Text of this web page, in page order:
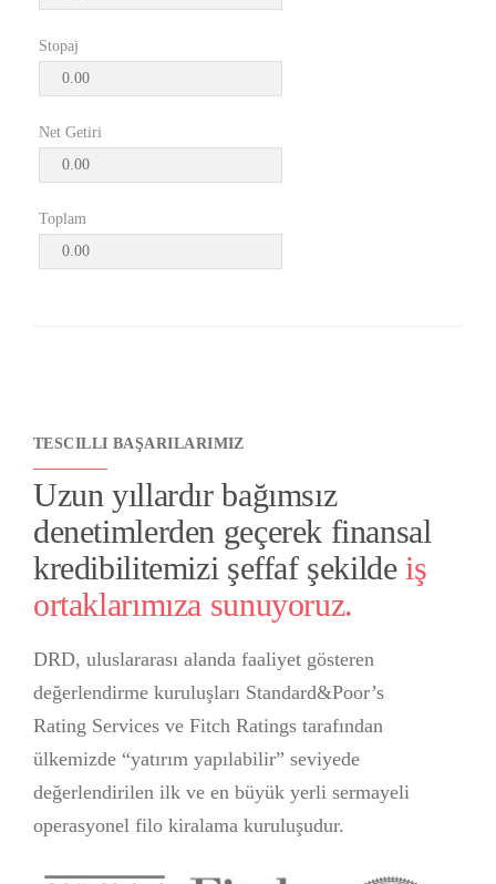
Stopaj
Net Getiri
Toplam
TESCILLI BAŞARILARIMIZ
Uzun yıllardır bağımsız
denetimlerden geçerek finansal
kredibilitemizi şeffaf şekilde iş
ortaklarımıza sunuyoruz.
DRD, uluslararası alanda faaliyet gösteren
değerlendirme kuruluşları Standard&Poor’s
Rating Services ve Fitch Ratings tarafından
ülkemizde “yatırım yapılabilir” seviyede
değerlendirilen ilk ve en büyük yerli sermayeli
operasyonel filo kiralama kuruluşudur.